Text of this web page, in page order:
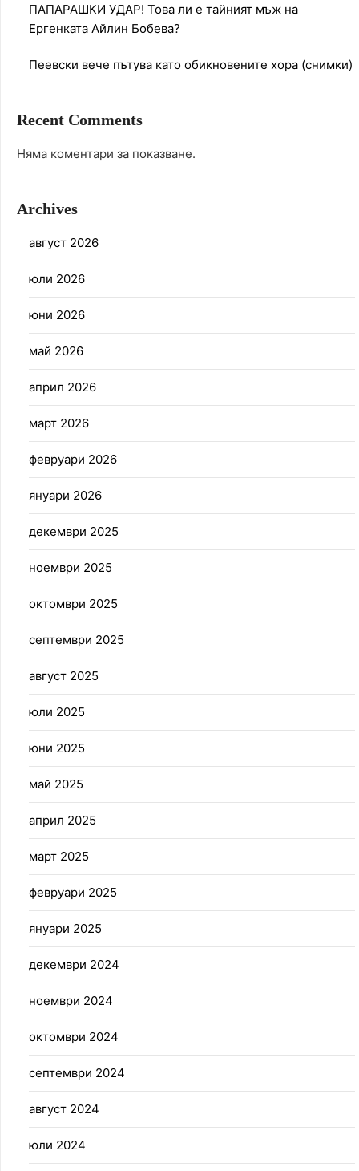
ПАПАРАШКИ УДАР! Това ли е тайният мъж на
Ергенката Айлин Бобева?
Пеевски вече пътува като обикновените хора (снимки)
Recent Comments
Няма коментари за показване.
Archives
август 2026
юли 2026
юни 2026
май 2026
април 2026
март 2026
февруари 2026
януари 2026
декември 2025
ноември 2025
октомври 2025
септември 2025
август 2025
юли 2025
юни 2025
май 2025
април 2025
март 2025
февруари 2025
януари 2025
декември 2024
ноември 2024
октомври 2024
септември 2024
август 2024
юли 2024